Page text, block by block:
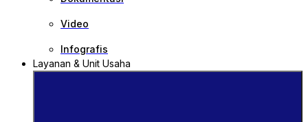
Video
Infografis
Layanan & Unit Usaha